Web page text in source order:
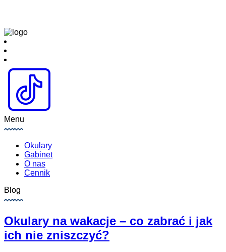
Menu
Okulary
Gabinet
O nas
Cennik
Blog
Okulary na wakacje – co zabrać i jak
ich nie zniszczyć?